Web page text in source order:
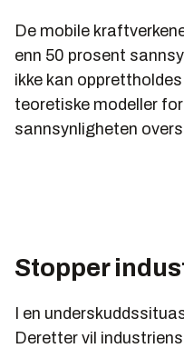
De mobile
enn 50 prosent
ikke kan
teoretiske modeller
sannsynligheten
Stopper
I en
Deretter vil